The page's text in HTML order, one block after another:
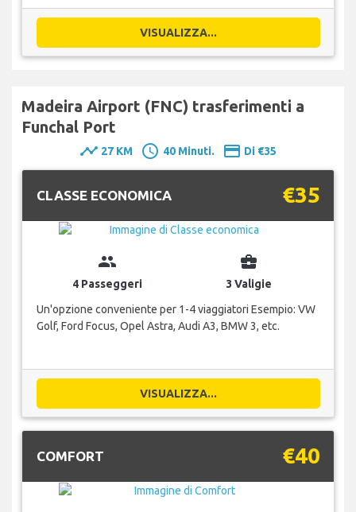
VISUALIZZA...
Madeira Airport (FNC) trasferimenti a
Funchal Port
timeline 27 KM schedule 40 Minuti. payment Di €35
CLASSE ECONOMICA €35
group
4 Passeggeri
business_center
3 Valigie
Un'opzione conveniente per 1-4 viaggiatori Esempio: VW
Golf, Ford Focus, Opel Astra, Audi A3, BMW 3, etc.
VISUALIZZA...
COMFORT €40